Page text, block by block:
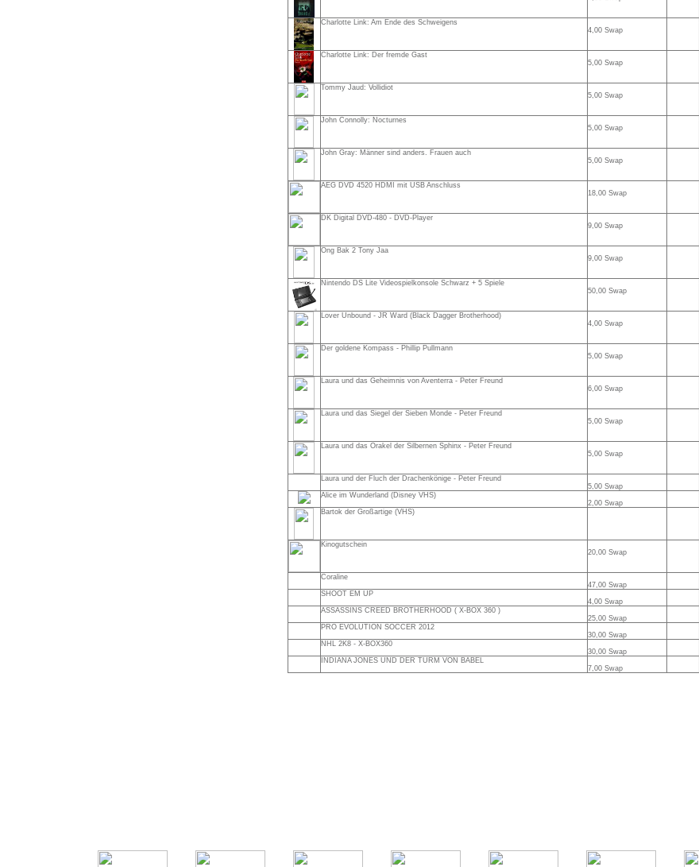
Charlotte Link: Am Ende des Schweigens
4,00 Swap
Charlotte Link: Der fremde Gast
5,00 Swap
Tommy Jaud: Vollidiot
5,00 Swap
John Connolly: Nocturnes
5,00 Swap
John Gray: Männer sind anders. Frauen auch
5,00 Swap
AEG DVD 4520 HDMI mit USB Anschluss
18,00 Swap
DK Digital DVD-480 - DVD-Player
9,00 Swap
Ong Bak 2 Tony Jaa
9,00 Swap
Nintendo DS Lite Videospielkonsole Schwarz + 5 Spiele
50,00 Swap
Lover Unbound - JR Ward (Black Dagger Brotherhood)
4,00 Swap
Der goldene Kompass - Phillip Pullmann
5,00 Swap
Laura und das Geheimnis von Aventerra - Peter Freund
6,00 Swap
Laura und das Siegel der Sieben Monde - Peter Freund
5,00 Swap
Laura und das Orakel der Silbernen Sphinx - Peter Freund
5,00 Swap
Laura und der Fluch der Drachenkönige - Peter Freund
5,00 Swap
Alice im Wunderland (Disney VHS)
2,00 Swap
Bartok der Großartige (VHS)
Kinogutschein
20,00 Swap
Coraline
47,00 Swap
SHOOT EM UP
4,00 Swap
ASSASSINS CREED BROTHERHOOD ( X-BOX 360 )
25,00 Swap
PRO EVOLUTION SOCCER 2012
30,00 Swap
NHL 2K8 - X-BOX360
30,00 Swap
INDIANA JONES UND DER TURM VON BABEL
7,00 Swap